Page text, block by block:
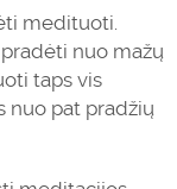
medituoti.
nuo mažų
taps vis
nuo pat pradžių